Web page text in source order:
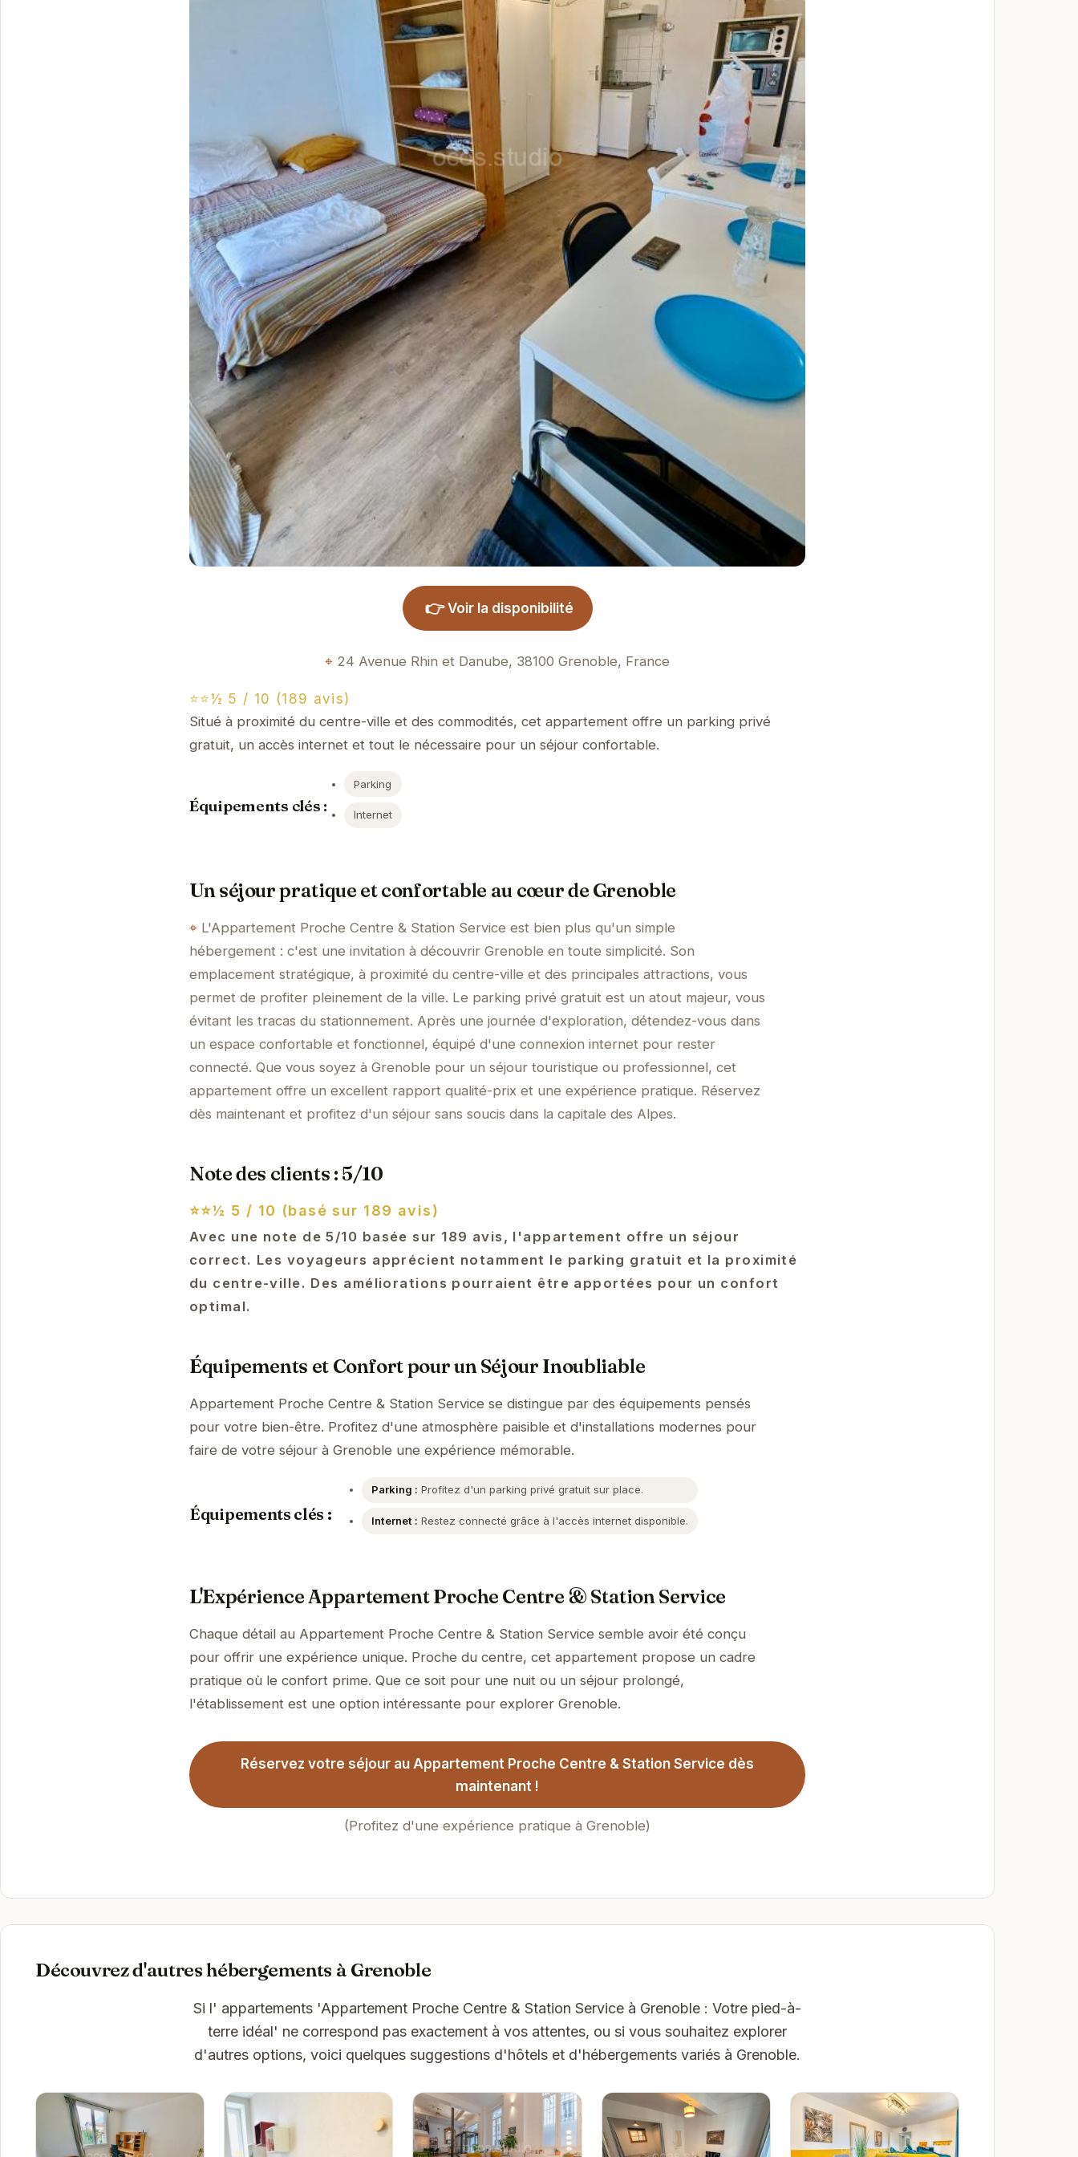
👉 Voir la disponibilité
24 Avenue Rhin et Danube, 38100 Grenoble, France
⭐⭐½ 5 / 10 (189 avis)
Situé à proximité du centre-ville et des commodités, cet appartement offre un parking privé
gratuit, un accès internet et tout le nécessaire pour un séjour confortable.
Équipements clés :
Parking
Internet
Un séjour pratique et confortable au cœur de Grenoble
L'Appartement Proche Centre & Station Service est bien plus qu'un simple
hébergement : c'est une invitation à découvrir Grenoble en toute simplicité. Son
emplacement stratégique, à proximité du centre-ville et des principales attractions, vous
permet de profiter pleinement de la ville. Le parking privé gratuit est un atout majeur, vous
évitant les tracas du stationnement. Après une journée d'exploration, détendez-vous dans
un espace confortable et fonctionnel, équipé d'une connexion internet pour rester
connecté. Que vous soyez à Grenoble pour un séjour touristique ou professionnel, cet
appartement offre un excellent rapport qualité-prix et une expérience pratique. Réservez
dès maintenant et profitez d'un séjour sans soucis dans la capitale des Alpes.
Note des clients : 5/10
⭐⭐½ 5 / 10 (basé sur 189 avis)
Avec une note de 5/10 basée sur 189 avis, l'appartement offre un séjour
correct. Les voyageurs apprécient notamment le parking gratuit et la proximité
du centre-ville. Des améliorations pourraient être apportées pour un confort
optimal.
Équipements et Confort pour un Séjour Inoubliable
Appartement Proche Centre & Station Service se distingue par des équipements pensés
pour votre bien-être. Profitez d'une atmosphère paisible et d'installations modernes pour
faire de votre séjour à Grenoble une expérience mémorable.
Équipements clés :
Parking : Profitez d'un parking privé gratuit sur place.
Internet : Restez connecté grâce à l'accès internet disponible.
L'Expérience Appartement Proche Centre & Station Service
Chaque détail au Appartement Proche Centre & Station Service semble avoir été conçu
pour offrir une expérience unique. Proche du centre, cet appartement propose un cadre
pratique où le confort prime. Que ce soit pour une nuit ou un séjour prolongé,
l'établissement est une option intéressante pour explorer Grenoble.
Réservez votre séjour au Appartement Proche Centre & Station Service dès
maintenant !
(Profitez d'une expérience pratique à Grenoble)
Découvrez d'autres hébergements à Grenoble
Si l' appartements 'Appartement Proche Centre & Station Service à Grenoble : Votre pied-à-
terre idéal' ne correspond pas exactement à vos attentes, ou si vous souhaitez explorer
d'autres options, voici quelques suggestions d'hôtels et d'hébergements variés à Grenoble.